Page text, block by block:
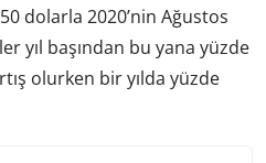
dolarla 2020’nin Ağustos
yıl başından bu yana yüzde
olurken bir yılda yüzde